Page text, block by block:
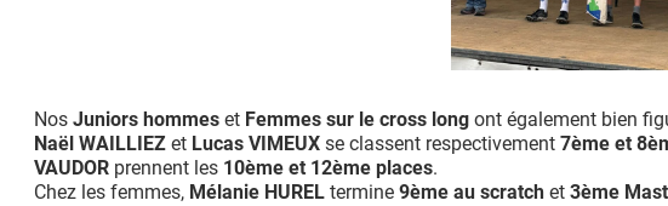
Nos Juniors hommes et Femmes sur le cross long ont également bien
Naël WAILLIEZ et Lucas VIMEUX se classent respectivement 7ème et 8
VAUDOR prennent les 10ème et 12ème places.
Chez les femmes, Mélanie HUREL termine 9ème au scratch et 3ème